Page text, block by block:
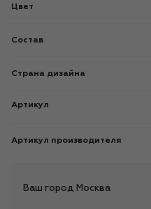
Цвет
Состав
Страна дизайна
Артикул
Артикул производителя
Ваш город Москва